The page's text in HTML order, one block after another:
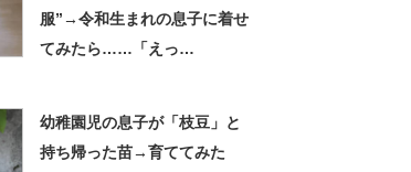
服”→令和生まれの息子に着せ
てみたら……「えっ
幼稚園児の息子が「枝豆」と
持ち帰った苗→育ててみた